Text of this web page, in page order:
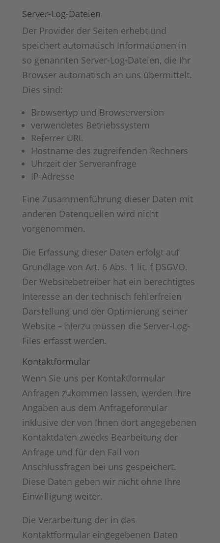
Server-Log-Dateien
Der Provider der Seiten erhebt und
speichert automatisch Informationen in
so genannten Server-Log-Dateien, die Ihr
Browser automatisch an uns übermittelt.
Dies sind:
Browsertyp und Browserversion
verwendetes Betriebssystem
Referrer URL
Hostname des zugreifenden Rechners
Uhrzeit der Serveranfrage
IP-Adresse
Eine Zusammenführung dieser Daten mit
anderen Datenquellen wird nicht
vorgenommen.
Die Erfassung dieser Daten erfolgt auf
Grundlage von Art. 6 Abs. 1 lit. f DSGVO.
Der Websitebetreiber hat ein berechtigtes
Interesse an der technisch fehlerfreien
Darstellung und der Optimierung seiner
Website – hierzu müssen die Server-Log-
Files erfasst werden.
Kontaktformular
Wenn Sie uns per Kontaktformular
Anfragen zukommen lassen, werden Ihre
Angaben aus dem Anfrageformular
inklusive der von Ihnen dort angegebenen
Kontaktdaten zwecks Bearbeitung der
Anfrage und für den Fall von
Anschlussfragen bei uns gespeichert.
Diese Daten geben wir nicht ohne Ihre
Einwilligung weiter.
Die Verarbeitung der in das
Kontaktformular eingegebenen Daten